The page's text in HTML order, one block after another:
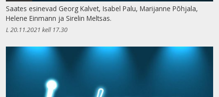
Saates esinevad Georg Kalvet, Isabel Palu, Marijanne Põhjala,
Helene Einmann ja Sirelin Meltsas.
L 20.11.2021 kell 17.30